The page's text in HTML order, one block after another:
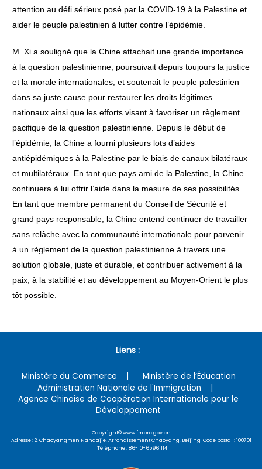
attention au défi sérieux posé par la COVID-19 à la Palestine et
aider le peuple palestinien à lutter contre l’épidémie.
M. Xi a souligné que la Chine attachait une grande importance
à la question palestinienne, poursuivait depuis toujours la justice
et la morale internationales, et soutenait le peuple palestinien
dans sa juste cause pour restaurer les droits légitimes
nationaux ainsi que les efforts visant à favoriser un règlement
pacifique de la question palestinienne. Depuis le début de
l’épidémie, la Chine a fourni plusieurs lots d’aides
antiépidémiques à la Palestine par le biais de canaux bilatéraux
et multilatéraux. En tant que pays ami de la Palestine, la Chine
continuera à lui offrir l’aide dans la mesure de ses possibilités.
En tant que membre permanent du Conseil de Sécurité et
grand pays responsable, la Chine entend continuer de travailler
sans relâche avec la communauté internationale pour parvenir
à un règlement de la question palestinienne à travers une
solution globale, juste et durable, et contribuer activement à la
paix, à la stabilité et au développement au Moyen-Orient le plus
tôt possible.
Liens :
Ministère du Commerce
Ministère de l’Éducation
Administration Nationale de l'Immigration
Agence Chinoise de Coopération Internationale pour le
Développement
Copyright© www.fmprc.gov.cn
Adresse : 2, Chaoyangmen Nandajie, Arrondissement Chaoyang, Beijing Code postal : 100701
Téléphone : 86-10-65961114